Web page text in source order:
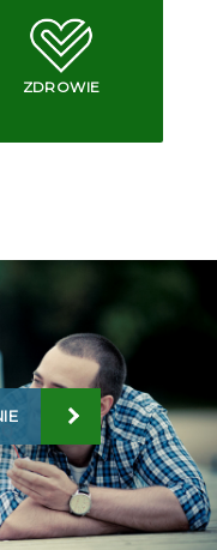
ZDROWIE